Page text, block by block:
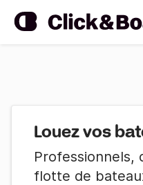
Louez vos
Professionnels,
flotte de